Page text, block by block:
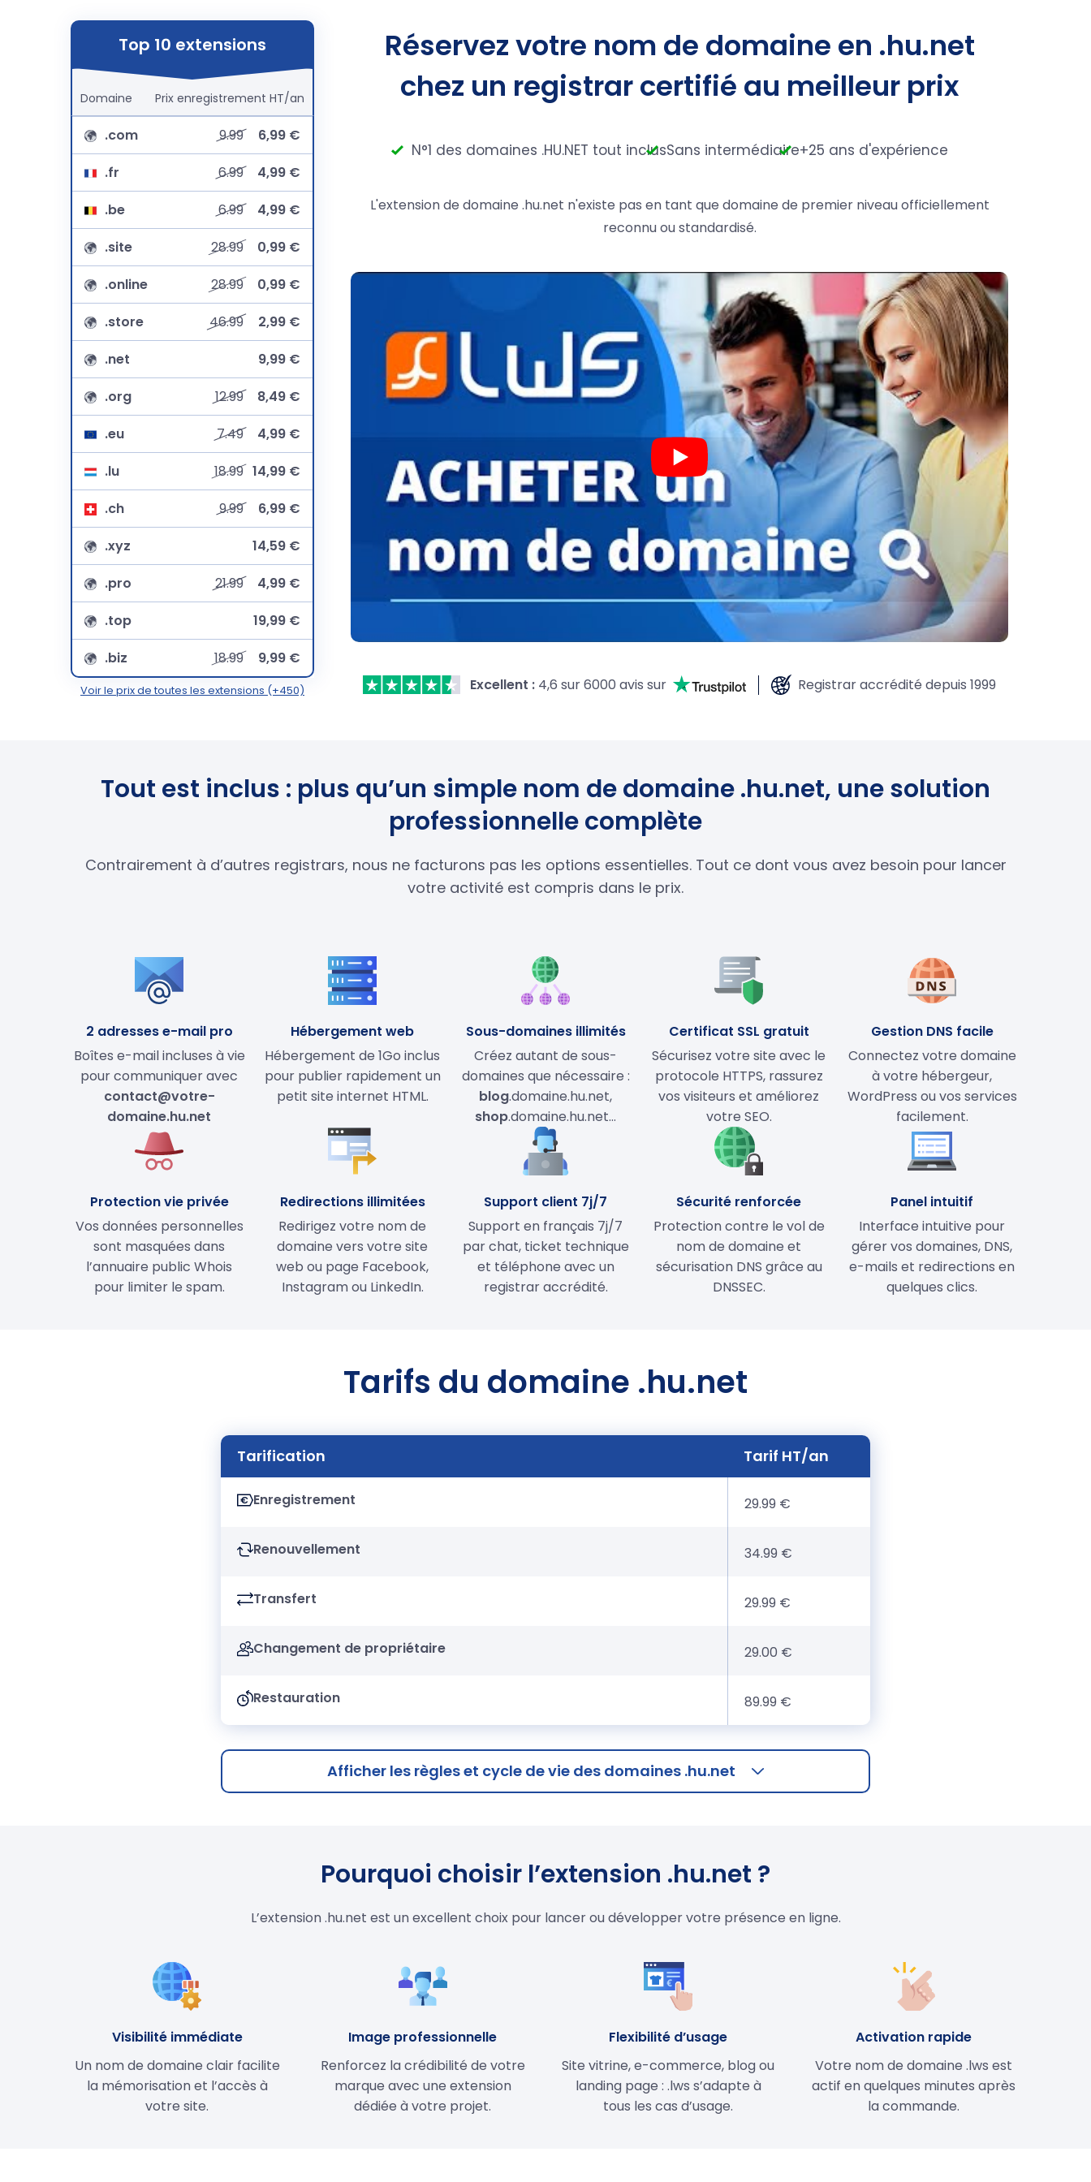
Top 10 extensions
Domaine Prix enregistrement HT/an
.com 9.99
6,99 €
.fr
6.99
4,99 €
.be
6.99
4,99 €
.site
28.99
0,99 €
.online
28.99
0,99 €
.store
46.99
2,99 €
.net
9,99 €
.org
12.99
8,49 €
.eu
7.49
4,99 €
.lu
18.99 14,99 €
.ch
9.99
6,99 €
.xyz
14,59 €
.pro
21.99
4,99 €
.top
19,99 €
.biz
18.99 9,99 €
Voir le prix de toutes les extensions (+450)
Réservez votre nom de domaine en .hu.net
chez un registrar certifié au meilleur prix
N°1 des domaines .HU.NET tout inclusSans intermédiaire+25 ans d'expérience
L'extension de domaine .hu.net n'existe pas en tant que domaine de premier niveau officiellement
reconnu ou standardisé.
Excellent : 4,6 sur 6000 avis sur Registrar accrédité depuis 1999
Tout est inclus : plus qu’un simple nom de domaine .hu.net, une solution
professionnelle complète
Contrairement à d’autres registrars, nous ne facturons pas les options essentielles. Tout ce dont vous avez besoin pour lancer
votre activité est compris dans le prix.
2 adresses e-mail pro
Boîtes e-mail incluses à vie
pour communiquer avec
contact@votre-
domaine.hu.net
Hébergement web
Hébergement de 1Go inclus
pour publier rapidement un
petit site internet HTML.
Sous-domaines illimités
Créez autant de sous-
domaines que nécessaire :
blog.domaine.hu.net,
shop.domaine.hu.net…
Certificat SSL gratuit
Sécurisez votre site avec le
protocole HTTPS, rassurez
vos visiteurs et améliorez
votre SEO.
Gestion DNS facile
Connectez votre domaine
à votre hébergeur,
WordPress ou vos services
facilement.
Protection vie privée
Vos données personnelles
sont masquées dans
l’annuaire public Whois
pour limiter le spam.
Redirections illimitées
Redirigez votre nom de
domaine vers votre site
web ou page Facebook,
Instagram ou LinkedIn.
Support client 7j/7
Support en français 7j/7
par chat, ticket technique
et téléphone avec un
registrar accrédité.
Sécurité renforcée
Protection contre le vol de
nom de domaine et
sécurisation DNS grâce au
DNSSEC.
Panel intuitif
Interface intuitive pour
gérer vos domaines, DNS,
e-mails et redirections en
quelques clics.
Tarifs du domaine .hu.net
Tarification Tarif HT/an
Enregistrement 29.99 €
Renouvellement 34.99 €
Transfert 29.99 €
Changement de propriétaire 29.00 €
Restauration 89.99 €
Afficher les règles et cycle de vie des domaines .hu.net
Pourquoi choisir l’extension .hu.net ?
L’extension .hu.net est un excellent choix pour lancer ou développer votre présence en ligne.
Visibilité immédiate
Un nom de domaine clair facilite
la mémorisation et l’accès à
votre site.
Image professionnelle
Renforcez la crédibilité de votre
marque avec une extension
dédiée à votre projet.
Flexibilité d’usage
Site vitrine, e-commerce, blog ou
landing page : .lws s’adapte à
tous les cas d’usage.
Activation rapide
Votre nom de domaine .lws est
actif en quelques minutes après
la commande.